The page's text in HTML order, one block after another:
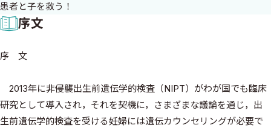
患者と子を救う！
序文
序 文
2013年に非侵襲出生前遺伝学的検査（NIPT）がわが国でも臨床
研究として導入され，それを契機に，さまざまな議論を通じ，出
生前遺伝学的検査を受ける妊婦には遺伝カウンセリングが必要で